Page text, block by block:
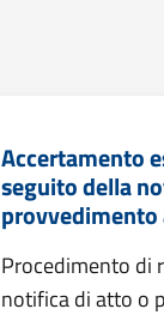
Accertamento
seguito della
Procedimento di
notifica di atto o